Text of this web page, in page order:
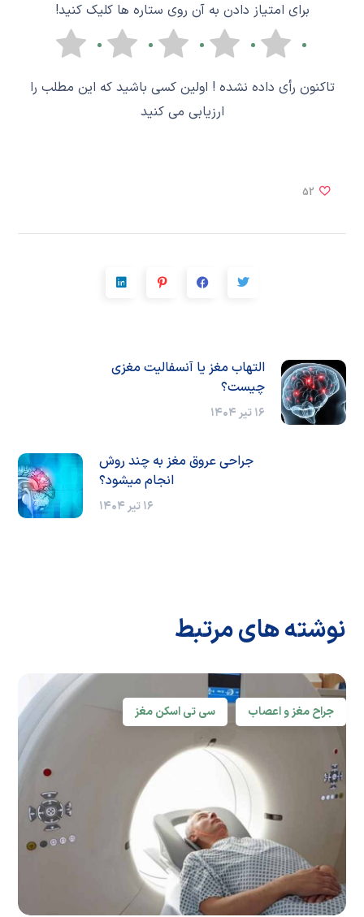
برای امتیاز دادن به آن روی ستاره ها کلیک کنید!
تاکنون رأی داده نشده ! اولین کسی باشید که این مطلب را
ارزیابی می کنید
52
التهاب مغز یا آنسفالیت مغزی
چیست؟
۱۶ تیر ۱۴۰۴
جراحی عروق مغز به چند روش
انجام میشود؟
۱۶ تیر ۱۴۰۴
نوشته های مرتبط
جراح مغز و اعصاب سی تی اسکن مغز